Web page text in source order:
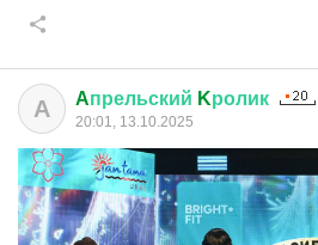
A Aпрельский Kролик
20:01, 13.10.2025